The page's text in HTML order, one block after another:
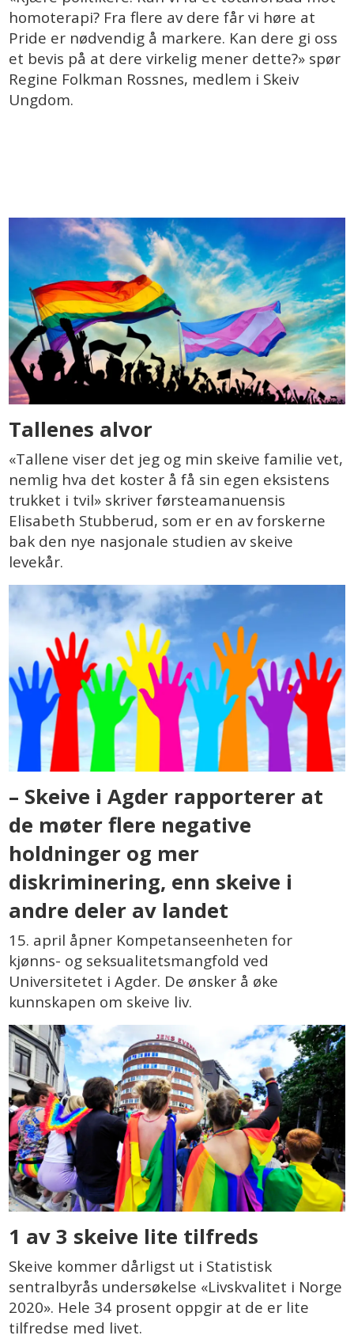
homoterapi? Fra flere av dere får vi høre at
Pride er nødvendig å markere. Kan dere gi oss
et bevis på at dere virkelig mener dette?» spør
Regine Folkman Rossnes, medlem i Skeiv
Ungdom.
Tallenes alvor
«Tallene viser det jeg og min skeive familie vet,
nemlig hva det koster å få sin egen eksistens
trukket i tvil» skriver førsteamanuensis
Elisabeth Stubberud, som er en av forskerne
bak den nye nasjonale studien av skeive
levekår.
– Skeive i Agder rapporterer at
de møter flere negative
holdninger og mer
diskriminering, enn skeive i
andre deler av landet
15. april åpner Kompetanseenheten for
kjønns- og seksualitetsmangfold ved
Universitetet i Agder. De ønsker å øke
kunnskapen om skeive liv.
1 av 3 skeive lite tilfreds
Skeive kommer dårligst ut i Statistisk
sentralbyrås undersøkelse «Livskvalitet i Norge
2020». Hele 34 prosent oppgir at de er lite
tilfredse med livet.